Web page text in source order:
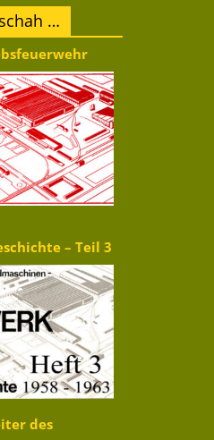
…
– Teil 3
des